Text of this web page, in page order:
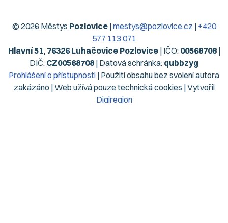
© 2026 Městys Pozlovice|mestys@pozlovice.cz | +420
577 113 071
Hlavní 51, 76326 Luhačovice Pozlovice| IČO: 00568708|
DIČ: CZ00568708 | Datová schránka: qubbzyg
Prohlášení o přístupnosti | Použití obsahu bez svolení autora
zakázáno | Web užívá pouze technická cookies | Vytvořil
Digiregion